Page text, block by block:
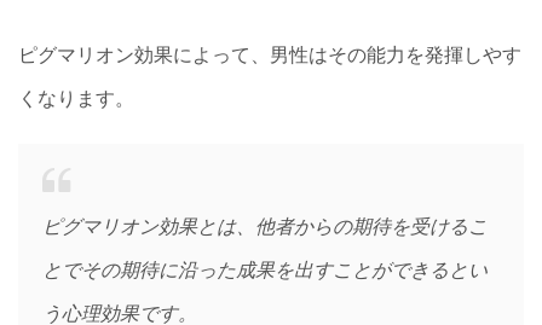
ピグマリオン効果によって、男性はその能力を発揮しやす
くなります。
ピグマリオン効果とは、他者からの期待を受けるこ
とでその期待に沿った成果を出すことができるとい
う心理効果です。